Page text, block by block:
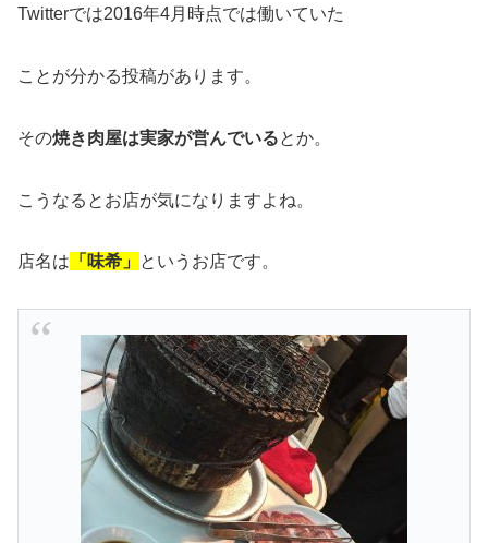
Twitterでは2016年4月時点では働いていた
ことが分かる投稿があります。
その焼き肉屋は実家が営んでいるとか。
こうなるとお店が気になりますよね。
店名は 「味希」 というお店です。